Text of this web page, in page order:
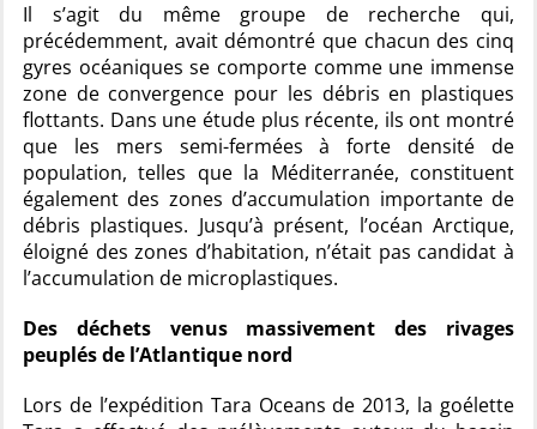
Il s’agit du même groupe de recherche qui,
précédemment, avait démontré que chacun des cinq
gyres océaniques se comporte comme une immense
zone de convergence pour les débris en plastiques
flottants. Dans une étude plus récente, ils ont montré
que les mers semi-fermées à forte densité de
population, telles que la Méditerranée, constituent
également des zones d’accumulation importante de
débris plastiques. Jusqu’à présent, l’océan Arctique,
éloigné des zones d’habitation, n’était pas candidat à
l’accumulation de microplastiques.
Des déchets venus massivement des rivages
peuplés de l’Atlantique nord
Lors de l’expédition Tara Oceans de 2013, la goélette